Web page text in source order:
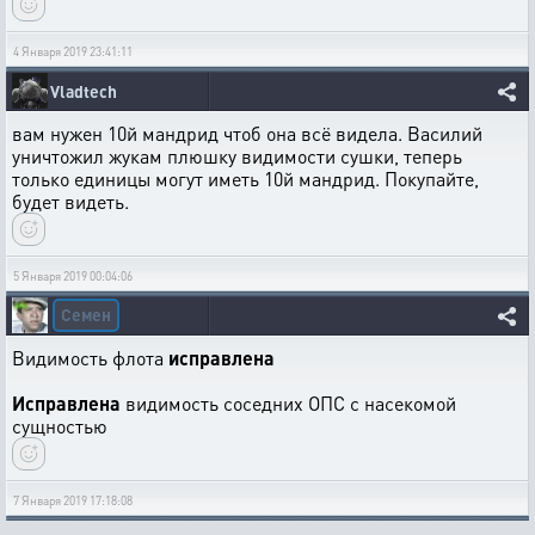
4 Января 2019 23:41:11
Vladtech
вам нужен 10й мандрид чтоб она всё видела. Василий
уничтожил жукам плюшку видимости сушки, теперь
только единицы могут иметь 10й мандрид. Покупайте,
будет видеть.
5 Января 2019 00:04:06
Семен
Видимость флота исправлена
Исправлена видимость соседних ОПС с насекомой
сущностью
7 Января 2019 17:18:08